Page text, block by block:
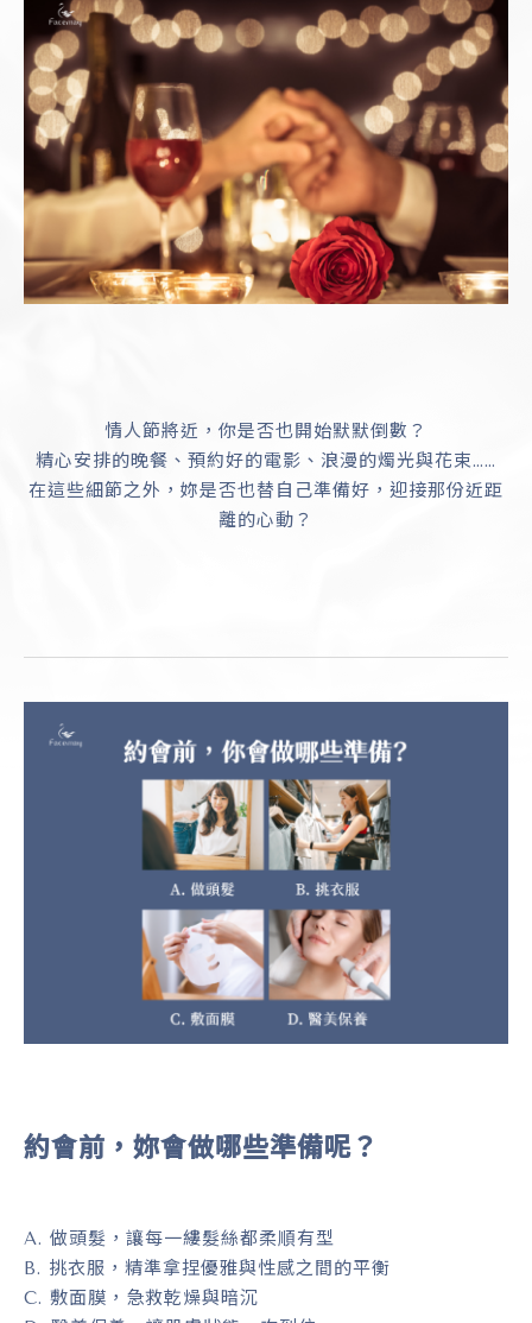
情人節將近，你是否也開始默默倒數？
精心安排的晚餐、預約好的電影、浪漫的燭光與花束……
在這些細節之外，妳是否也替自己準備好，迎接那份近距
離的心動？
約會前，妳會做哪些準備呢？
A. 做頭髮，讓每一縷髮絲都柔順有型
B. 挑衣服，精準拿捏優雅與性感之間的平衡
C. 敷面膜，急救乾燥與暗沉